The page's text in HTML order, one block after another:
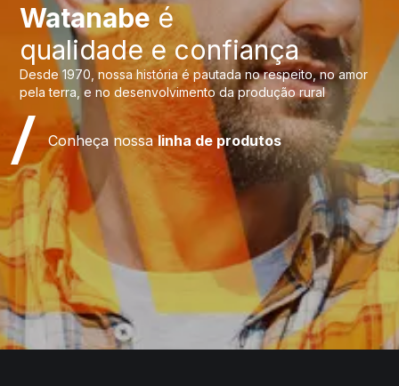
Watanabeé
qualidade e confiança
Desde 1970, nossa história é pautada no respeito, no amor
pela terra, e no desenvolvimento da produção rural
Conheça nossalinha de produtos